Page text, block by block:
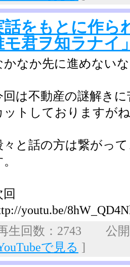
話をもとに作ら
モ君ヲ知ラナイ
かなか先に進めない
回は不動産の謎解きに
ットしておりますが
々と話の方は繋がっ
回
youtu.be/
生回数：2743 公
で見る ]